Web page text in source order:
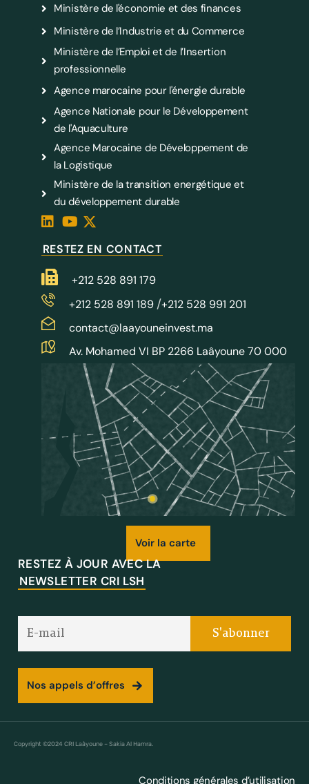
Ministère de l'économie et des finances
Ministère de l’Industrie et du Commerce
Ministère de l’Emploi et de l’Insertion
professionnelle
Agence marocaine pour l'énergie durable
Agence Nationale pour le Développement
de l'Aquaculture
Agence Marocaine de Développement de
la Logistique
Ministère de la transition energétique et
du développement durable
RESTEZ EN CONTACT
+212 528 891 179
+212 528 891 189/+212 528 991 201
contact@laayouneinvest.ma
Av. Mohamed VI BP 2266 Laâyoune 70 000
Voir la carte
RESTEZ À JOUR AVEC LA
NEWSLETTER CRI LSH
Nos appels d’offres
Copyright ©2024 CRI Laâyoune – Sakia Al Hamra.
Conditions générales d’utilisation